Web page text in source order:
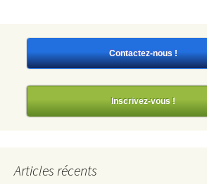
Contactez-nous !
Inscrivez-vous !
Articles récents